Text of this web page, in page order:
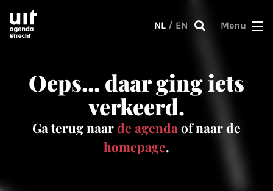
Skip to main content
NL / EN Menu
Oeps... daar ging iets
verkeerd.
Ga terug naarde agenda of naar de
homepage.